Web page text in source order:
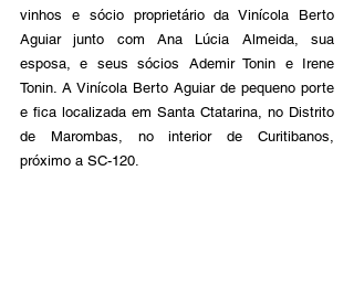
vinhos e sócio proprietário da Vinícola Berto
Aguiar junto com Ana Lúcia Almeida, sua
esposa, e seus sócios Ademir Tonin e Irene
Tonin. A Vinícola Berto Aguiar de pequeno porte
e fica localizada em Santa Ctatarina, no Distrito
de Marombas, no interior de Curitibanos,
próximo a SC-120.